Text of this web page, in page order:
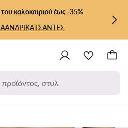
καλοκαιριού έως -35%
ΑΝΔΡΙΚΑΤΣΑΝΤΕΣ
στυλ